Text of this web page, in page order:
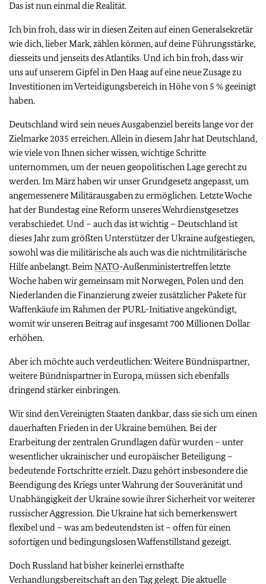
Das ist nun einmal die Realität.
Ich bin froh, dass wir in diesen Zeiten auf einen Generalsekretär
wie dich, lieber Mark, zählen können, auf deine Führungsstärke,
diesseits und jenseits des Atlantiks. Und ich bin froh, dass wir
uns auf unserem Gipfel in Den Haag auf eine neue Zusage zu
Investitionen im Verteidigungsbereich in Höhe von 5 % geeinigt
haben.
Deutschland wird sein neues Ausgabenziel bereits lange vor der
Zielmarke 2035 erreichen. Allein in diesem Jahr hat Deutschland,
wie viele von Ihnen sicher wissen, wichtige Schritte
unternommen, um der neuen geopolitischen Lage gerecht zu
werden. Im März haben wir unser Grundgesetz angepasst, um
angemessenere Militärausgaben zu ermöglichen. Letzte Woche
hat der Bundestag eine Reform unseres Wehrdienstgesetzes
verabschiedet. Und – auch das ist wichtig – Deutschland ist
dieses Jahr zum größten Unterstützer der Ukraine aufgestiegen,
sowohl was die militärische als auch was die nichtmilitärische
Hilfe anbelangt. BeimNATO-Außenministertreffen letzte
Woche haben wir gemeinsam mit Norwegen, Polen und den
Niederlanden die Finanzierung zweier zusätzlicher Pakete für
Waffenkäufe im Rahmen der PURL-Initiative angekündigt,
womit wir unseren Beitrag auf insgesamt 700 Millionen Dollar
erhöhen.
Aber ich möchte auch verdeutlichen: Weitere Bündnispartner,
weitere Bündnispartner in Europa, müssen sich ebenfalls
dringend stärker einbringen.
Wir sind den Vereinigten Staaten dankbar, dass sie sich um einen
dauerhaften Frieden in der Ukraine bemühen. Bei der
Erarbeitung der zentralen Grundlagen dafür wurden – unter
wesentlicher ukrainischer und europäischer Beteiligung –
bedeutende Fortschritte erzielt. Dazu gehört insbesondere die
Beendigung des Kriegs unter Wahrung der Souveränität und
Unabhängigkeit der Ukraine sowie ihrer Sicherheit vor weiterer
russischer Aggression. Die Ukraine hat sich bemerkenswert
flexibel und – was am bedeutendsten ist – offen für einen
sofortigen und bedingungslosen Waffenstillstand gezeigt.
Doch Russland hat bisher keinerlei ernsthafte
Verhandlungsbereitschaft an den Tag gelegt. Die aktuelle